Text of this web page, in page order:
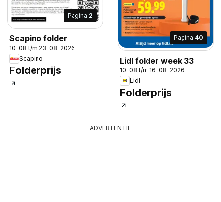
Pagina 2
Scapino folder
10-08 t/m 23-08-2026
Scapino
Folderprijs
Pagina 40
Lidl folder week 33
10-08 t/m 16-08-2026
Lidl
Folderprijs
ADVERTENTIE